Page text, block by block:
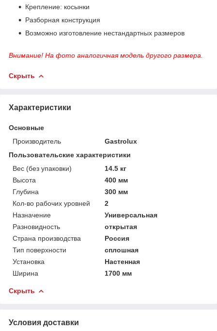
Крепление: косынки
Разборная конструкция
Возможно изготовление нестандартных размеров
Внимание! На фото аналогичная модель другого размера.
Скрыть
Характеристики
Основные
Производитель
Gastrolux
Пользовательские характеристики
Вес (без упаковки)
14.5 кг
Высота
400 мм
Глубина
300 мм
Кол-во рабочих уровней
2
Назначение
Универсальная
Разновидность
открытая
Страна производства
Россия
Тип поверхности
сплошная
Установка
Настенная
Ширина
1700 мм
Скрыть
Условия доставки